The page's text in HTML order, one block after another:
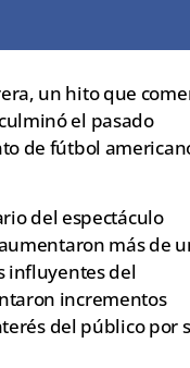
un hito que
el pasado
de fútbol
del espectáculo
más de
influyentes del
incrementos
del público por